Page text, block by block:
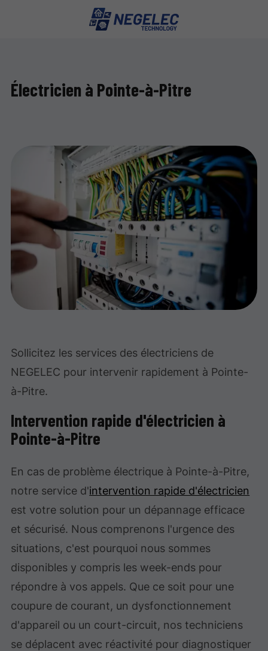
Électricien à Pointe-à-Pitre
Sollicitez les services des électriciens de
NEGELEC pour intervenir rapidement à Pointe-
à-Pitre.
Intervention rapide d'électricien à
Pointe-à-Pitre
En cas de problème électrique à Pointe-à-Pitre,
notre service d'intervention rapide d'électricien
est votre solution pour un dépannage efficace
et sécurisé. Nous comprenons l'urgence des
situations, c'est pourquoi nous sommes
disponibles y compris les week-ends pour
répondre à vos appels. Que ce soit pour une
coupure de courant, un dysfonctionnement
d'appareil ou un court-circuit, nos techniciens
se déplacent avec réactivité pour diagnostiquer